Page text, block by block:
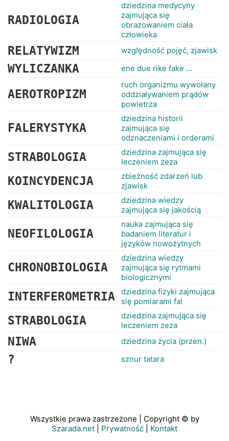
RADIOLOGIA
dziedzina medycyny
zajmująca się
obrazowaniem ciała
człowieka
RELATYWIZM względność pojęć, zjawisk
WYLICZANKA ene due rike fake ...
AEROTROPIZM
ruch organizmu wywołany
oddziaływaniem prądów
powietrza
FALERYSTYKA
dziedzina historii
zajmująca się
odznaczeniami i orderami
STRABOLOGIA
dziedzina zajmująca się
leczeniem zeza
KOINCYDENCJA
zbieżność zdarzeń lub
zjawisk
KWALITOLOGIA
dziedzina wiedzy
zajmująca się jakością
NEOFILOLOGIA
nauka zajmująca się
badaniem literatur i
języków nowożytnych
CHRONOBIOLOGIA
dziedzina wiedzy
zajmująca się rytmami
biologicznymi
INTERFEROMETRIA
dziedzina fizyki zajmująca
się pomiarami fal
STRABOLOGIA
dziedzina zajmująca się
leczeniem zeza
NIWA dziedzina życia (przen.)
? sznur tatara
Wszystkie prawa zastrzeżone | Copyright © by
Szarada.net
Prywatność Kontakt